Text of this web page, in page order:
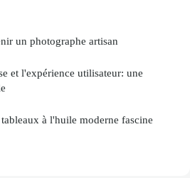
un photographe artisan
et l'expérience utilisateur: une
à l'huile moderne fascine